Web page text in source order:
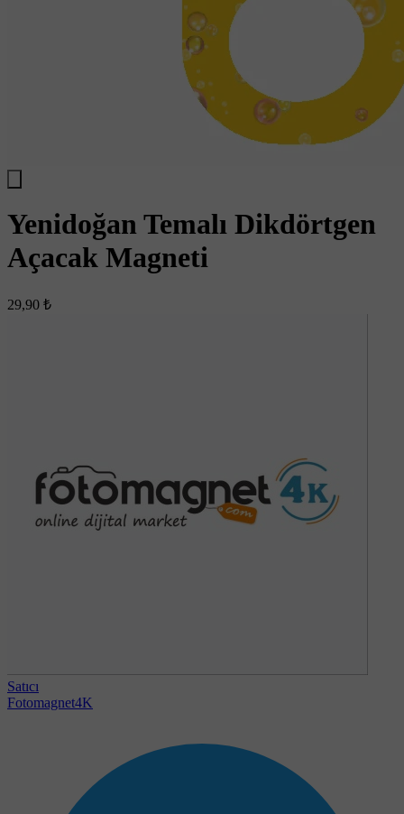
Yenidoğan Temalı Dikdörtgen
Açacak Magneti
29,90 ₺
Satıcı
Fotomagnet4K